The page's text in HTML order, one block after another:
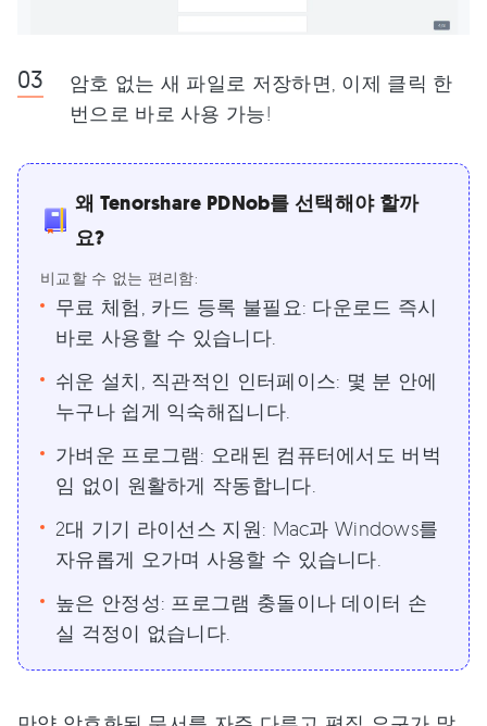
암호 없는 새 파일로 저장하면, 이제 클릭 한
번으로 바로 사용 가능!
왜 Tenorshare PDNob를 선택해야 할까
요?
비교할 수 없는 편리함:
무료 체험, 카드 등록 불필요: 다운로드 즉시
바로 사용할 수 있습니다.
쉬운 설치, 직관적인 인터페이스: 몇 분 안에
누구나 쉽게 익숙해집니다.
가벼운 프로그램: 오래된 컴퓨터에서도 버벅
임 없이 원활하게 작동합니다.
2대 기기 라이선스 지원: Mac과 Windows를
자유롭게 오가며 사용할 수 있습니다.
높은 안정성: 프로그램 충돌이나 데이터 손
실 걱정이 없습니다.